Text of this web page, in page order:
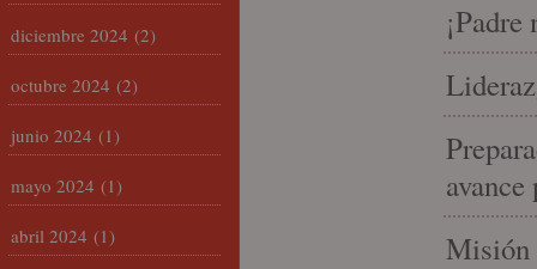
Misión
diciembre 2024 (2)
octubre 2024 (2)
junio 2024 (1)
mayo 2024 (1)
abril 2024 (1)